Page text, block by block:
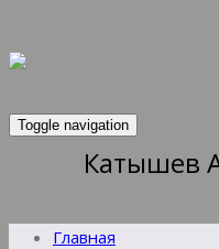
Toggle navigation
Катышев
Главная